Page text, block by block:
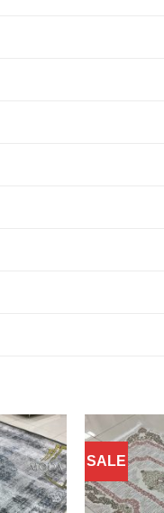
Додати
до
обраного
SALE